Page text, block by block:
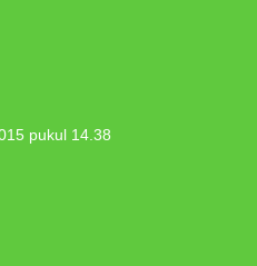
pukul 14.38